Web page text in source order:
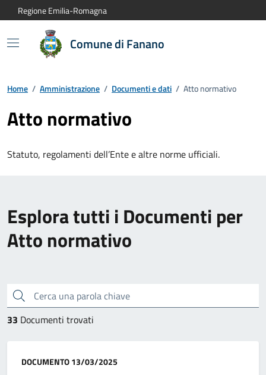
Vai al contenuto principale
Vai alla navigazione del sito
Vai al piede di pagina
Regione Emilia-Romagna
Comune di Fanano
Home / Amministrazione / Documenti e dati / Atto normativo
Atto normativo
Statuto, regolamenti dell’Ente e altre norme ufficiali.
Esplora tutti i Documenti per
Atto normativo
Cerca una parola chiave
33 Documenti trovati
Categoria:
DOCUMENTO13/03/2025